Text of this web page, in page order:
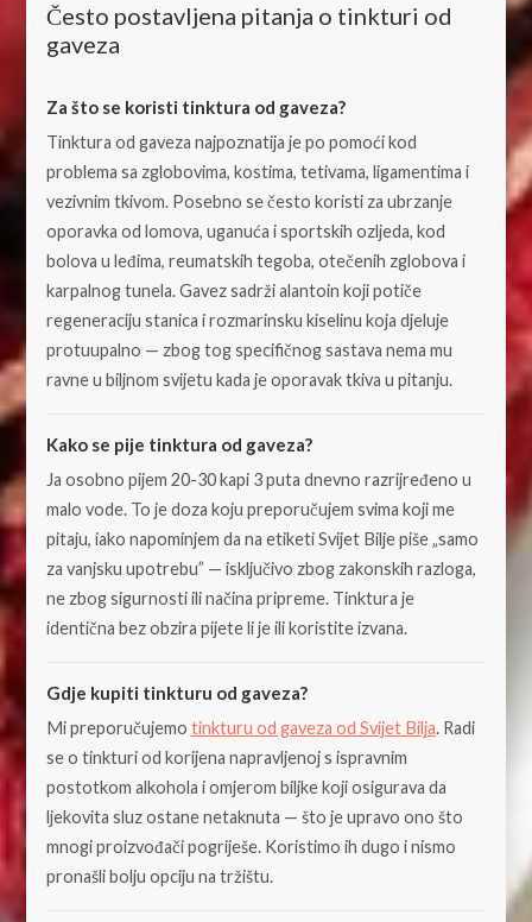
Često postavljena pitanja o tinkturi od
gaveza
Za što se koristi tinktura od gaveza?
Tinktura od gaveza najpoznatija je po pomoći kod
problema sa zglobovima, kostima, tetivama, ligamentima i
vezivnim tkivom. Posebno se često koristi za ubrzanje
oporavka od lomova, uganuća i sportskih ozljeda, kod
bolova u leđima, reumatskih tegoba, otečenih zglobova i
karpalnog tunela. Gavez sadrži alantoin koji potiče
regeneraciju stanica i rozmarinsku kiselinu koja djeluje
protuupalno — zbog tog specifičnog sastava nema mu
ravne u biljnom svijetu kada je oporavak tkiva u pitanju.
Kako se pije tinktura od gaveza?
Ja osobno pijem 20-30 kapi 3 puta dnevno razrijređeno u
malo vode. To je doza koju preporučujem svima koji me
pitaju, iako napominjem da na etiketi Svijet Bilje piše „samo
za vanjsku upotrebu” — isključivo zbog zakonskih razloga,
ne zbog sigurnosti ili načina pripreme. Tinktura je
identična bez obzira pijete li je ili koristite izvana.
Gdje kupiti tinkturu od gaveza?
Mi preporučujemo tinkturu od gaveza od Svijet Bilja. Radi
se o tinkturi od korijena napravljenoj s ispravnim
postotkom alkohola i omjerom biljke koji osigurava da
ljekovita sluz ostane netaknuta — što je upravo ono što
mnogi proizvođači pogriješe. Koristimo ih dugo i nismo
pronašli bolju opciju na tržištu.